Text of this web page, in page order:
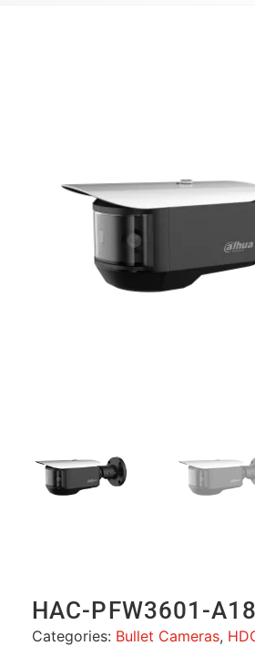
HAC-PFW3601-
Categories: Bullet Cameras,